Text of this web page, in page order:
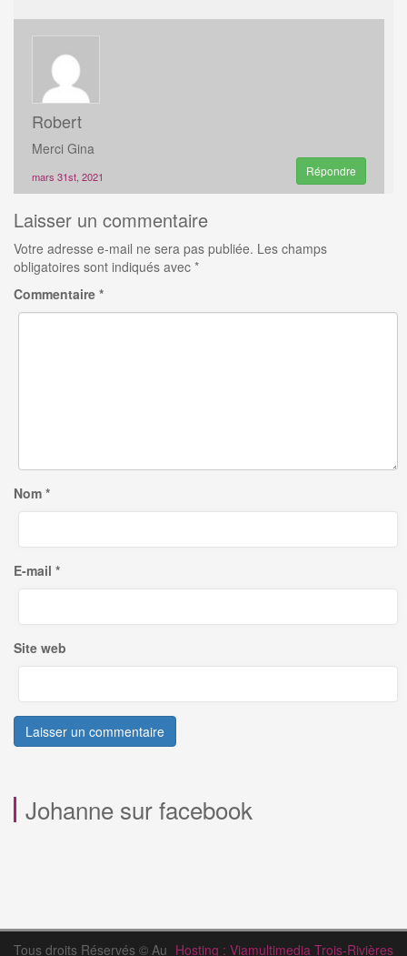
Robert
Merci Gina
mars 31st, 2021 Répondre
Laisser un commentaire
Votre adresse e-mail ne sera pas publiée. Les champs
obligatoires sont indiqués avec *
Commentaire *
Nom *
E-mail *
Site web
Johanne sur facebook
Hosting : Viamultimedia Trois-Rivières
Tous droits Réservés © Au